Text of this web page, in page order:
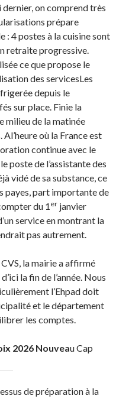
dernier, on comprend très
prépare
: 4 postes à la cuisine sont
retraite progressive.
ce que propose le
des servicesLes
depuis le
sur place. Finie la
milieu de la matinée
où la France est
continue avec le
poste de l’assistante des
vidé de sa substance, ce
payes, part importante de
du 1 er janvier
service en montrant la
pas autrement.
la mairie a affirmé
la fin de l’année. Nous
l’Ehpad doit
et le département
les comptes.
2026 Nouveau Cap
de préparation à la